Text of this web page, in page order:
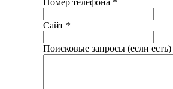
Номер телефона *
Сайт *
Поисковые запросы (если есть)